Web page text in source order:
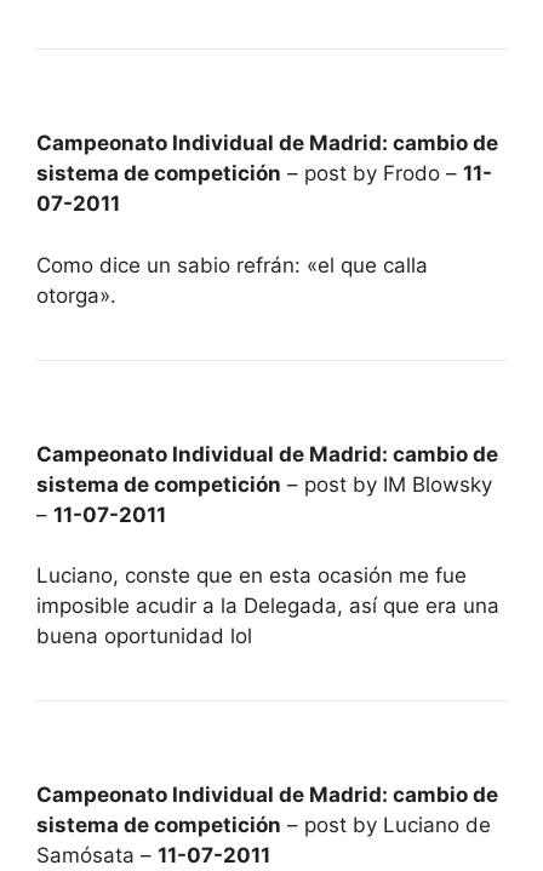
Campeonato Individual de Madrid: cambio de
sistema de competición – post by Frodo – 11-
07-2011
Como dice un sabio refrán: «el que calla
otorga».
Campeonato Individual de Madrid: cambio de
sistema de competición – post by IM Blowsky
– 11-07-2011
Luciano, conste que en esta ocasión me fue
imposible acudir a la Delegada, así que era una
buena oportunidad lol
Campeonato Individual de Madrid: cambio de
sistema de competición – post by Luciano de
Samósata – 11-07-2011